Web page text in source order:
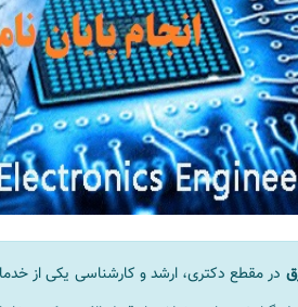
در مقطع دکتری، ارشد و کارشناسی یکی از